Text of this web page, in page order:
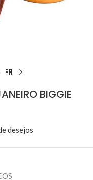
BIGGIE
desejos